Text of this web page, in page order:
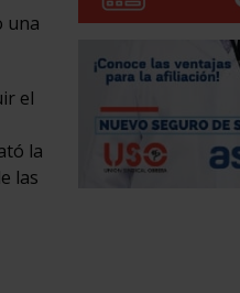
una
el
la
las